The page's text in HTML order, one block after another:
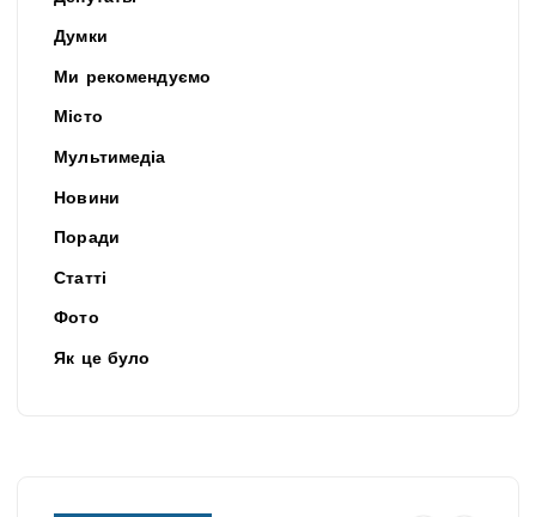
Думки
Ми рекомендуємо
Місто
Мультимедіа
Новини
Поради
Статті
Фото
Як це було